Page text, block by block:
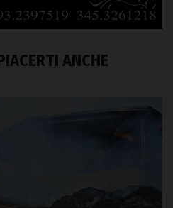
ANCHE